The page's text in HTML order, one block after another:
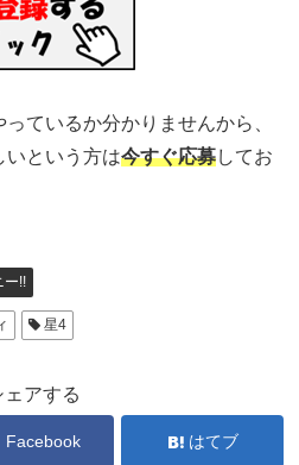
ているか分かりませんから、
いという方は今すぐ応募してお
ー!!
星4
ェアする
Facebook はてブ